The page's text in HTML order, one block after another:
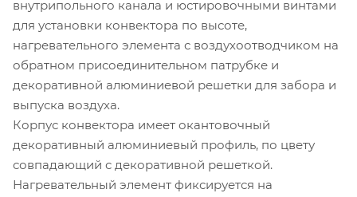
внутрипольного канала и юстировочными винтами
для установки конвектора по высоте,
нагревательного элемента с воздухоотводчиком на
обратном присоединительном патрубке и
декоративной алюминиевой решетки для забора и
выпуска воздуха.
Корпус конвектора имеет окантовочный
декоративный алюминиевый профиль, по цвету
совпадающий с декоративной решеткой.
Нагревательный элемент фиксируется на